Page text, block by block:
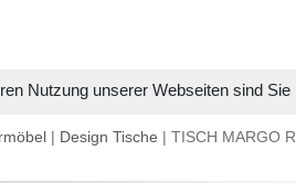
Nutzung unserer Webseiten sind
| Design Tische | TISCH MARGO